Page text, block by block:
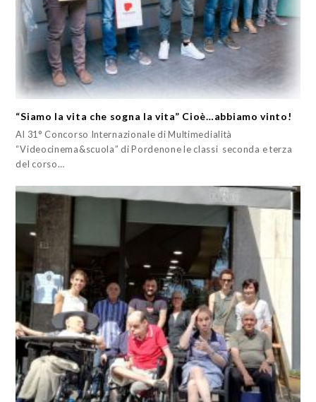
“Siamo la vita che sogna la vita” Cioè…abbiamo vinto!
Al 31° Concorso Internazionale di Multimedialità
“Videocinema&scuola” di Pordenone le classi seconda e terza
del corso…